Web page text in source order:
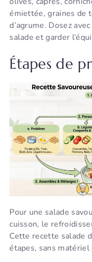
émiettée, graines de
d’agrume. Dosez
salade et garder
Étapes de
Pour une salade
cuisson, le
Cette recette salade
étapes, sans